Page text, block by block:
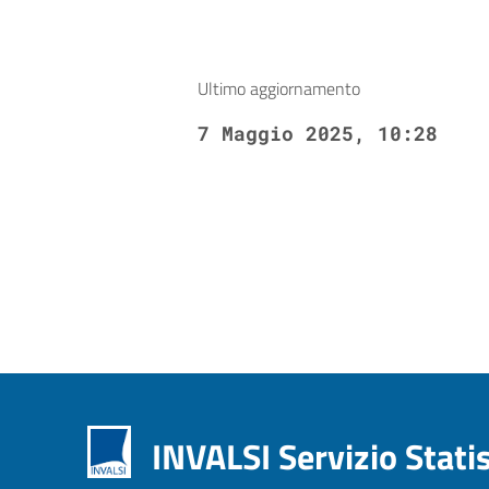
Ultimo aggiornamento
7 Maggio 2025, 10:28
INVALSI Servizio